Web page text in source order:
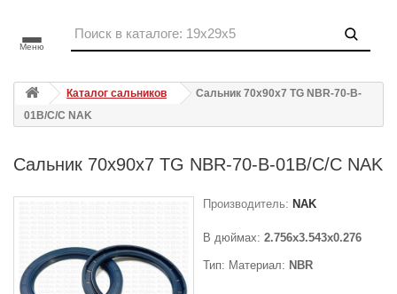
Меню
Каталог сальников
Сальник 70x90x7 TG NBR-70-B-
01B/C/C NAK
Сальник 70x90x7 TG NBR-70-B-01B/C/C NAK
Производитель: NAK
В дюймах: 2.756x3.543x0.276
Тип: Материал: NBR